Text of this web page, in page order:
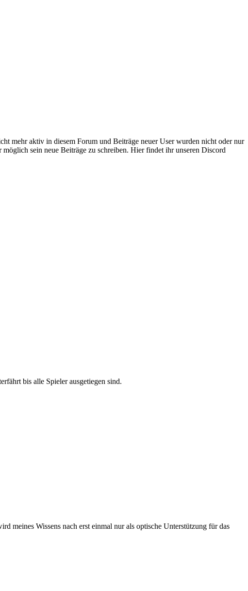
mehr aktiv in diesem Forum und Beiträge neuer User wurden nicht oder nur
sein neue Beiträge zu schreiben. Hier findet ihr unseren Discord
bis alle Spieler ausgetiegen sind.
meines Wissens nach erst einmal nur als optische Unterstützung für das